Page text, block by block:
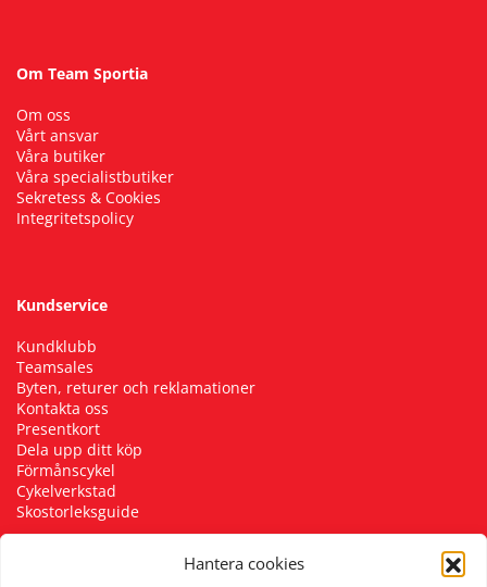
Hantera cookies
Om Team Sportia
Om oss
Vårt ansvar
Våra butiker
Våra specialistbutiker
Sekretess & Cookies
Integritetspolicy
Kundservice
Kundklubb
Teamsales
Byten, returer och reklamationer
Kontakta oss
Presentkort
Dela upp ditt köp
Förmånscykel
Cykelverkstad
Skostorleksguide